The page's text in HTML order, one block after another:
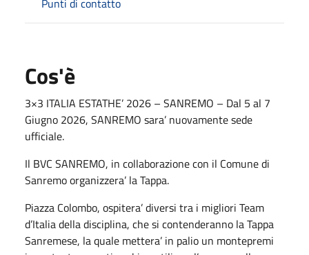
Cos'è
3×3 ITALIA ESTATHE’ 2026 – SANREMO – Dal 5 al 7
Giugno 2026, SANREMO sara’ nuovamente sede
ufficiale.
Il BVC SANREMO, in collaborazione con il Comune di
Sanremo organizzera’ la Tappa.
Piazza Colombo, ospitera’ diversi tra i migliori Team
d’Italia della disciplina, che si contenderanno la Tappa
Sanremese, la quale mettera’ in palio un montepremi